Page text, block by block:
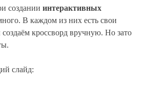
создании интерактивных
В каждом из них есть свои
кроссворд вручную. Но зато
слайд: